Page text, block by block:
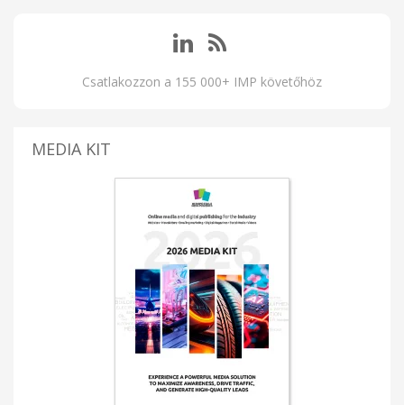
Csatlakozzon a 155 000+ IMP követőhöz
MEDIA KIT